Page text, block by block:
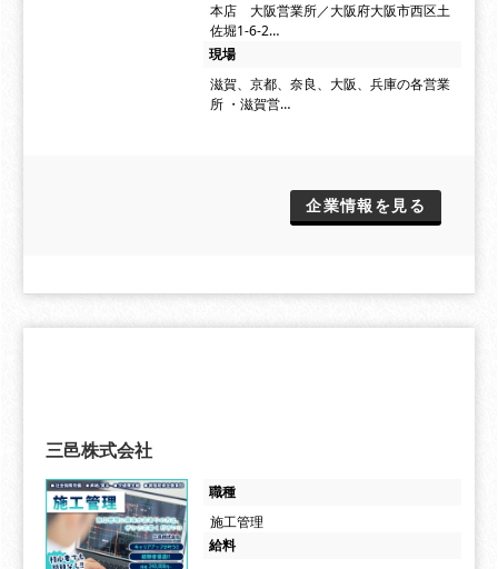
本店 大阪営業所／大阪府大阪市西区土
佐堀1-6-2…
現場
滋賀、京都、奈良、大阪、兵庫の各営業
所 ・滋賀営…
企業情報を見る
三邑株式会社
職種
施工管理
給料